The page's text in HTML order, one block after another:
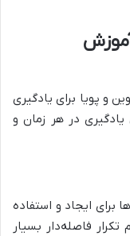
و پویا برای یادگیری
در هر زمان و
برای ایجاد و استفاده
فاصله‌دار بسیار